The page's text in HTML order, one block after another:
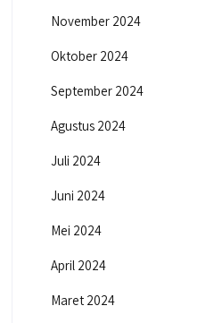
November 2024
Oktober 2024
September 2024
Agustus 2024
Juli 2024
Juni 2024
Mei 2024
April 2024
Maret 2024